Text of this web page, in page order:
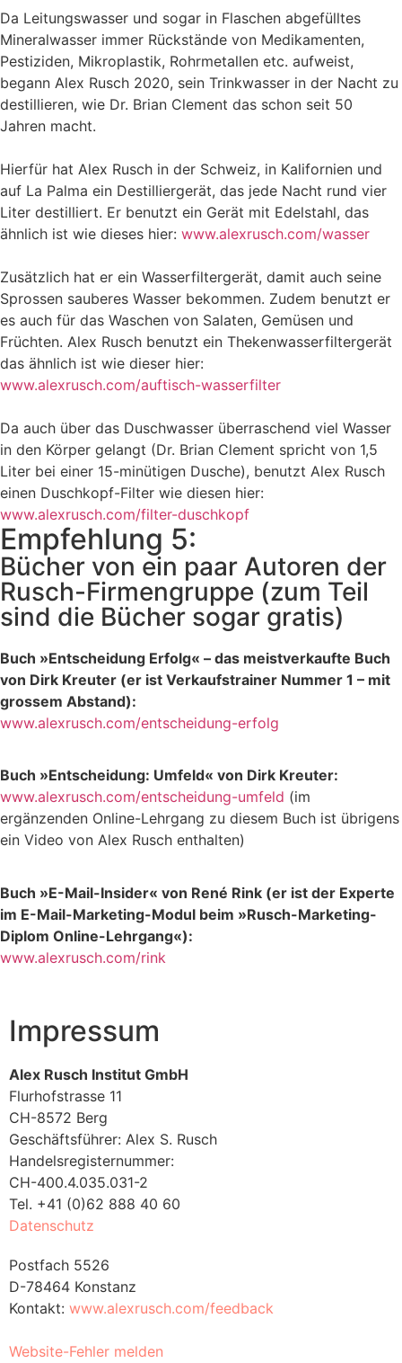
Da Leitungswasser und sogar in Flaschen abgefülltes
Mineralwasser immer Rückstände von Medikamenten,
Pestiziden, Mikroplastik, Rohrmetallen etc. aufweist,
begann Alex Rusch 2020, sein Trinkwasser in der Nacht zu
destillieren, wie Dr. Brian Clement das schon seit 50
Jahren macht.
Hierfür hat Alex Rusch in der Schweiz, in Kalifornien und
auf La Palma ein Destilliergerät, das jede Nacht rund vier
Liter destilliert. Er benutzt ein Gerät mit Edelstahl, das
ähnlich ist wie dieses hier: www.alexrusch.com/wasser
Zusätzlich hat er ein Wasserfiltergerät, damit auch seine
Sprossen sauberes Wasser bekommen. Zudem benutzt er
es auch für das Waschen von Salaten, Gemüsen und
Früchten. Alex Rusch benutzt ein Thekenwasserfiltergerät
das ähnlich ist wie dieser hier:
www.alexrusch.com/auftisch-wasserfilter
Da auch über das Duschwasser überraschend viel Wasser
in den Körper gelangt (Dr. Brian Clement spricht von 1,5
Liter bei einer 15-minütigen Dusche), benutzt Alex Rusch
einen Duschkopf-Filter wie diesen hier:
www.alexrusch.com/filter-duschkopf
Empfehlung 5:
Bücher von ein paar Autoren der
Rusch-Firmengruppe (zum Teil
sind die Bücher sogar gratis)
Buch »Entscheidung Erfolg« – das meistverkaufte Buch
von Dirk Kreuter (er ist Verkaufstrainer Nummer 1 – mit
grossem Abstand):
www.alexrusch.com/entscheidung-erfolg
Buch »Entscheidung: Umfeld« von Dirk Kreuter:
www.alexrusch.com/entscheidung-umfeld (im
ergänzenden Online-Lehrgang zu diesem Buch ist übrigens
ein Video von Alex Rusch enthalten)
Buch »E-Mail-Insider« von René Rink (er ist der Experte
im E-Mail-Marketing-Modul beim »Rusch-Marketing-
Diplom Online-Lehrgang«):
www.alexrusch.com/rink
Impressum
Alex Rusch Institut GmbH
Flurhofstrasse 11
CH-8572 Berg
Geschäftsführer: Alex S. Rusch
Handelsregisternummer:
CH-400.4.035.031-2
Tel. +41 (0)62 888 40 60
Datenschutz
Postfach 5526
D-78464 Konstanz
Kontakt: www.alexrusch.com/feedback
Website-Fehler melden